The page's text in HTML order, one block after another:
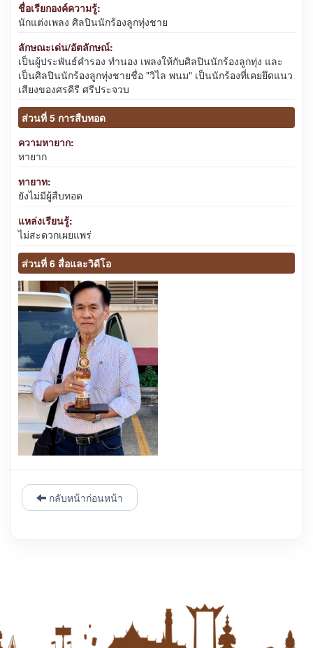
ชื่อเรียกองค์ความรู้:
นักแต่งเพลง ศิลปินนักร้องลูกทุ่งชาย
ลักษณะเด่น/อัตลักษณ์:
เป็นผู้ประพันธ์คำรอง ทำนอง เพลงให้กับศิลปินนักร้องลูกทุ่ง และ
เป็นศิลปินนักร้องลูกทุ่งชายชื่อ "วิไล พนม" เป็นนักร้องที่เคยยึดแนว
เสียงของศรคีรี ศรีประจวบ
ส่วนที่ 5 การสืบทอด
ความหายาก:
หายาก
ทายาท:
ยังไม่มีผู้สืบทอด
แหล่งเรียนรู้:
ไม่สะดวกเผยแพร่
ส่วนที่ 6 สื่อและวิดีโอ
กลับหน้าก่อนหน้า